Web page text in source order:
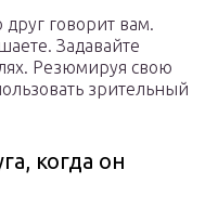
говорит вам.
Задавайте
Резюмируя свою
зрительный
когда он